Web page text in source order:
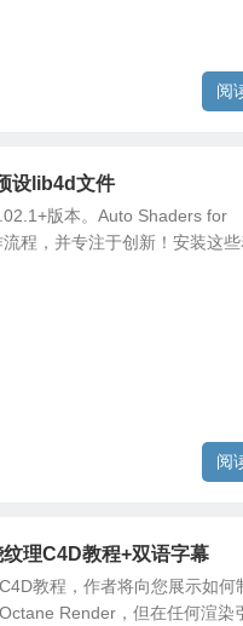
阅
设lib4d文件
版本。Auto Shaders for
程，并专注于创新！安装这些
阅
理C4D教程+双语字幕
教程，作者将向您展示如何
Render，但在任何渲染